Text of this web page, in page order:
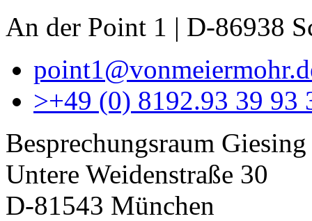
An der Point 1 | D-86938
>+49 (0) 8192.93 39 93
Besprechungsraum Giesing
Untere Weidenstraße 30
D-81543 München